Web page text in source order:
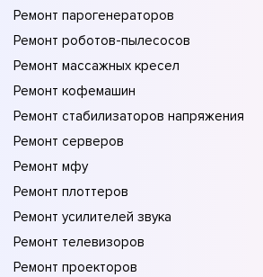
Ремонт парогенераторов
Ремонт роботов-пылесосов
Ремонт массажных кресел
Ремонт кофемашин
Ремонт стабилизаторов напряжения
Ремонт серверов
Ремонт мфу
Ремонт плоттеров
Ремонт усилителей звука
Ремонт телевизоров
Ремонт проекторов